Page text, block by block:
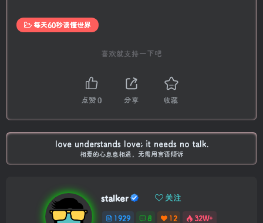
每天60秒读懂世界
喜欢就支持一下吧
点赞0 分享 收藏
love understands love; it needs no talk.
相爱的心息息相通，无需用言语倾诉
stalker 关注
1929 8 12
32W+